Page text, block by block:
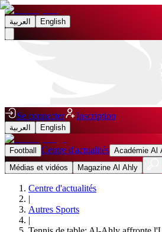
العربية English
Se connecter Inscription
العربية English
Football Centre d'actualités Académie Al
Médias et vidéos
Magazine Al Ahly
Centre d'actualités
|
Autres Sports
|